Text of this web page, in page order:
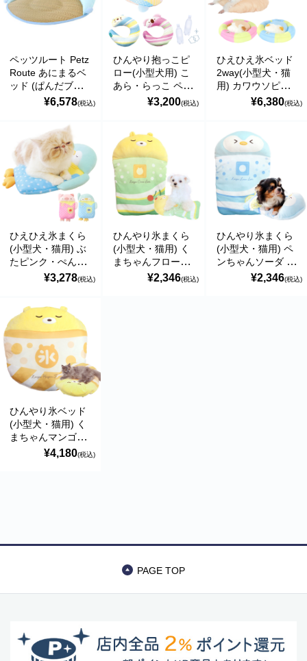
ペッツルート Petz
Route あにまるベ
ッド (ぱんだブル
ベッド ペットソフ
ァ 接触冷感
563165
¥6,578(税込)
ひんやり抱っこピ
ロー(小型犬用) こ
あら・らっこ ペッ
ト用冷感抱き枕
ツルート
¥3,200(税込)
ひえひえ氷ベッド
2way(小型犬・猫
用) カワウソピン
ク・ぺんぎんブル
ズ ペッツルート
¥6,380(税込)
ひえひえ氷まくら
(小型犬・猫用) ぶ
たピンク・ぺんぎ
んブルー 2022 暑
¥3,278(税込)
ひんやり氷まくら
(小型犬・猫用) く
まちゃんフロート
暑さ対策ひんやり
¥2,346(税込)
ひんやり氷まくら
(小型犬・猫用) ペ
ンちゃんソーダ 暑
さ対策ひんやりグ
¥2,346(税込)
ひんやり氷ベッド
(小型犬・猫用) く
まちゃんマンゴー
暑さ対策ひんやり
¥4,180(税込)
PAGE TOP